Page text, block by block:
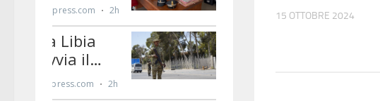
15 OTTOBRE 2024